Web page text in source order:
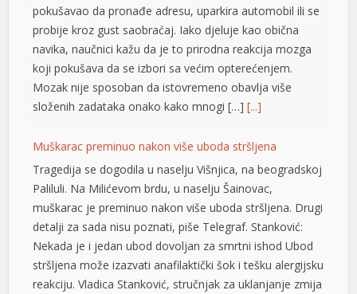
pokušavao da pronađe adresu, uparkira automobil ili se
probije kroz gust saobraćaj. Iako djeluje kao obična
navika, naučnici kažu da je to prirodna reakcija mozga
koji pokušava da se izbori sa većim opterećenjem.
Mozak nije sposoban da istovremeno obavlja više
složenih zadataka onako kako mnogi […][...]
Muškarac preminuo nakon više uboda stršljena
Tragedija se dogodila u naselju Višnjica, na beogradskoj
Paliluli. Na Milićevom brdu, u naselju Šainovac,
muškarac je preminuo nakon više uboda stršljena. Drugi
detalji za sada nisu poznati, piše Telegraf. Stanković:
Nekada je i jedan ubod dovoljan za smrtni ishod Ubod
stršljena može izazvati anafilaktički šok i tešku alergijsku
reakciju. Vladica Stanković, stručnjak za uklanjanje zmija